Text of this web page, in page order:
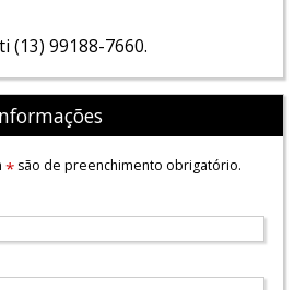
(13) 99188-7660.
*são de preenchimento obrigatório.